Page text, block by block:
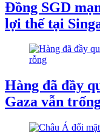
Đồng SGD
lợi thế tại
Hàng đã đầy
Gaza vẫn